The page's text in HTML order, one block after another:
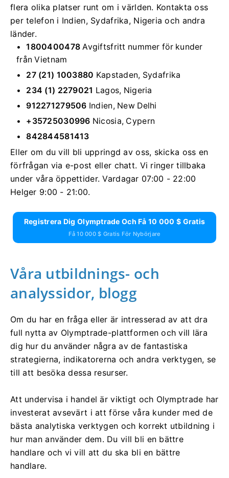
flera olika platser runt om i världen. Kontakta oss
per telefon i Indien, Sydafrika, Nigeria och andra
länder.
1800400478 Avgiftsfritt nummer för kunder
från Vietnam
27 (21) 1003880 Kapstaden, Sydafrika
234 (1) 2279021 Lagos, Nigeria
912271279506 Indien, New Delhi
+35725030996 Nicosia, Cypern
842844581413
Eller om du vill bli uppringd av oss, skicka oss en
förfrågan via e-post eller chatt. Vi ringer tillbaka
under våra öppettider. Vardagar 07:00 - 22:00
Helger 9:00 - 21:00.
Registrera Dig Olymptrade Och Få 10 000 $ Gratis
Få 10 000 $ Gratis För Nybörjare
Våra utbildnings- och
analyssidor, blogg
Om du har en fråga eller är intresserad av att dra
full nytta av Olymptrade-plattformen och vill lära
dig hur du använder några av de fantastiska
strategierna, indikatorerna och andra verktygen, se
till att besöka dessa resurser.
Att undervisa i handel är viktigt och Olymptrade har
investerat avsevärt i att förse våra kunder med de
bästa analytiska verktygen och korrekt utbildning i
hur man använder dem. Du vill bli en bättre
handlare och vi vill att du ska bli en bättre
handlare.